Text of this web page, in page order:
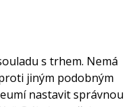
s trhem. Nemá
jiným podobným
nastavit správnou